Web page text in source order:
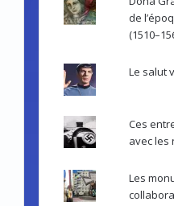
de
Le salut
Ces
avec les
Les